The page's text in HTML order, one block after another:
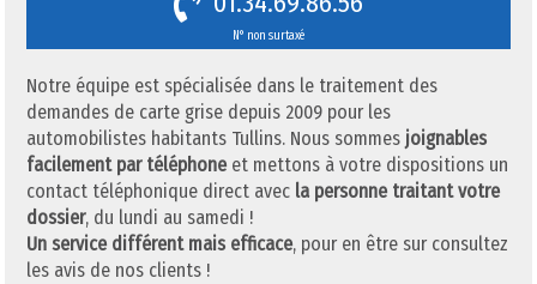
N° non surtaxé
Notre équipe est spécialisée dans le traitement des
demandes de carte grise depuis 2009 pour les
automobilistes habitants Tullins. Nous sommes joignables
facilement par téléphone et mettons à votre dispositions un
contact téléphonique direct avec la personne traitant votre
dossier, du lundi au samedi !
Un service différent mais efficace, pour en être sur consultez
les avis de nos clients !